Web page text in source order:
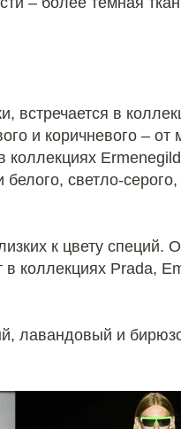
встречается в
и коричневого –
светло-серого,
к цвету специй.
в коллекциях Prada,
лавандовый и